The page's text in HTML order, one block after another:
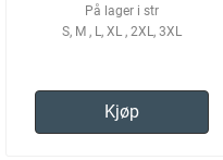
På lager i str
S, M , L, XL , 2XL, 3XL
Kjøp